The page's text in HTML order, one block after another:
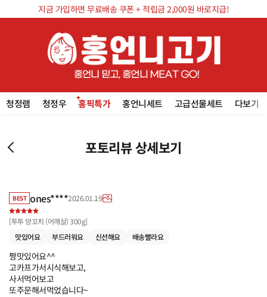
지금 가입하면 무료배송 쿠폰 + 적립금 2,000원 바로지급!
청정램 청정우 홍픽특가 홍언니세트 고급선물세트 다보기
포토리뷰 상세보기
BEST ones****2026.01.19
[투투 양꼬치 (어깨살) 300g]
맛있어요
부드러워요 신선해요 배송빨라요
짱맛있어요^^
고카프가서시식해보고,
사서먹어보고
또주문해서먹었습니다~